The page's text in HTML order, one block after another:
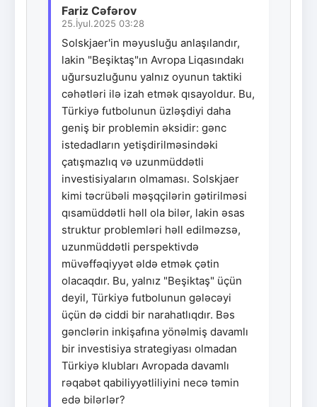
Fariz Cəfərov
25.İyul.2025 03:28
Solskjaer'in məyusluğu anlaşılandır,
lakin "Beşiktaş"ın Avropa Liqasındakı
uğursuzluğunu yalnız oyunun taktiki
cəhətləri ilə izah etmək qısayoldur. Bu,
Türkiyə futbolunun üzləşdiyi daha
geniş bir problemin əksidir: gənc
istedadların yetişdirilməsindəki
çatışmazlıq və uzunmüddətli
investisiyaların olmaması. Solskjaer
kimi təcrübəli məşqçilərin gətirilməsi
qısamüddətli həll ola bilər, lakin əsas
struktur problemləri həll edilməzsə,
uzunmüddətli perspektivdə
müvəffəqiyyət əldə etmək çətin
olacaqdır. Bu, yalnız "Beşiktaş" üçün
deyil, Türkiyə futbolunun gələcəyi
üçün də ciddi bir narahatlıqdır. Bəs
gənclərin inkişafına yönəlmiş davamlı
bir investisiya strategiyası olmadan
Türkiyə klubları Avropada davamlı
rəqabət qabiliyyətliliyini necə təmin
edə bilərlər?